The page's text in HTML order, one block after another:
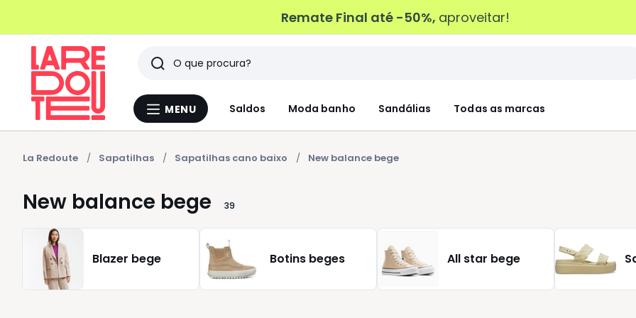
Remate Final até -50%, aproveitar!
Menu
MENU Saldos Moda banho Sandálias Todas as marcas
Pesquisar
Últimos
artigos
vistos
La Redoute Sapatilhas Sapatilhas cano baixo New balance bege
New balance bege 39
Blazer bege Botins beges All star bege